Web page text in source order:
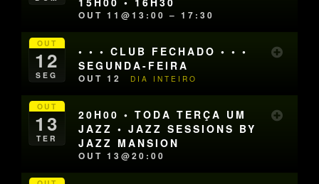
OUT 11@13:00 – 17:30
OUT
12
SEG
• • • CLUB FECHADO • • •
SEGUNDA-FEIRA
OUT 12 DIA INTEIRO
OUT
13
TER
20H00 • TODA TERÇA UM
JAZZ • JAZZ SESSIONS BY
JAZZ MANSION
OUT 13@20:00